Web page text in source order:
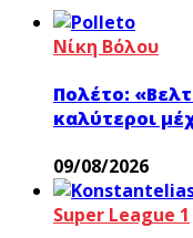
Νίκη Βόλου
Πολέτο:
καλύτεροι
09/08/2026
Super League 1